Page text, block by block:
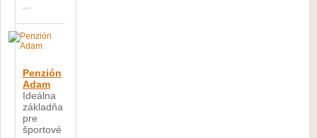
Penzión
Adam
Ideálna
základňa
pre
športové